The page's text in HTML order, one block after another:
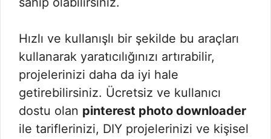
Hızlı ve kullanışlı bir şekilde bu araçları
kullanarak yaratıcılığınızı artırabilir,
projelerinizi daha da iyi hale
getirebilirsiniz. Ücretsiz ve kullanıcı
dostu olan pinterest photo downloader
ile tariflerinizi, DIY projelerinizi ve kişisel